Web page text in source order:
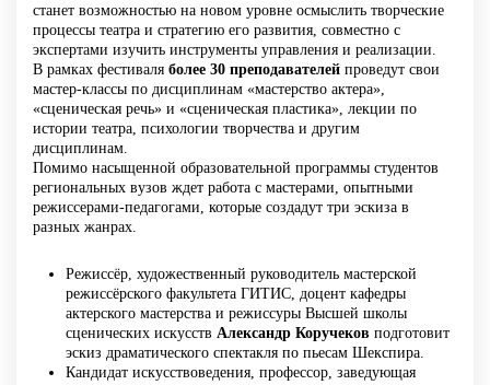
станет возможностью на новом уровне осмыслить творческие
процессы театра и стратегию его развития, совместно с
экспертами изучить инструменты управления и реализации.
В рамках фестиваля более 30 преподавателей проведут свои
мастер-классы по дисциплинам «мастерство актера»,
«сценическая речь» и «сценическая пластика», лекции по
истории театра, психологии творчества и другим
дисциплинам.
Помимо насыщенной образовательной программы студентов
региональных вузов ждет работа с мастерами, опытными
режиссерами-педагогами, которые создадут три эскиза в
разных жанрах.
Режиссёр, художественный руководитель мастерской
режиссёрского факультета ГИТИС, доцент кафедры
актерского мастерства и режиссуры Высшей школы
сценических искусств Александр Коручеков подготовит
эскиз драматического спектакля по пьесам Шекспира.
Кандидат искусствоведения, профессор, заведующая